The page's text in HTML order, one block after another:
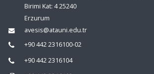
Birimi Kat: 4 25240
Erzurum
avesis@atauni.edu.tr
+90 442 2316100-02
+90 442 2316104